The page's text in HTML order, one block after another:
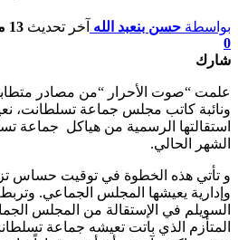
بواسطة حسن بنعبد الله آخر تحديث 13 مايو, 2026
0
شارك
علمت “صوت الأحرار “من مصادر
ونائبة كاتب مجلس جماعة تسلطانت،
استقالتها الرسمية من هياكل جماعة
الشهر الحالي.
و تأتي هذه الخطوة في توقيت حساس
وإدارية يعيشها المجلس الجماعي.
السويلم في الإستقالة من المجلس
المتأزم الذي باتت تعيشه جماعة